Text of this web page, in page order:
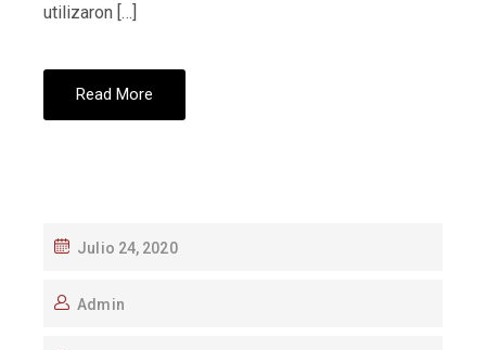
utilizaron […]
Read More
Julio 24, 2020
Admin